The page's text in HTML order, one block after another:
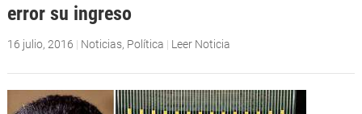
error su ingreso
16 julio, 2016 | Noticias, Política | Leer Noticia